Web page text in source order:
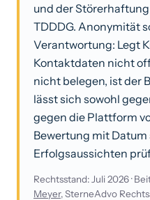
und der
TDDDG. Anonymität
Verantwortung: Legt
Kontaktdaten nicht
nicht belegen, ist der
lässt sich sowohl
gegen die Plattform
Bewertung mit
Erfolgsaussichten
Rechtsstand: Juli 2026 ·
Meyer, SterneAdvo